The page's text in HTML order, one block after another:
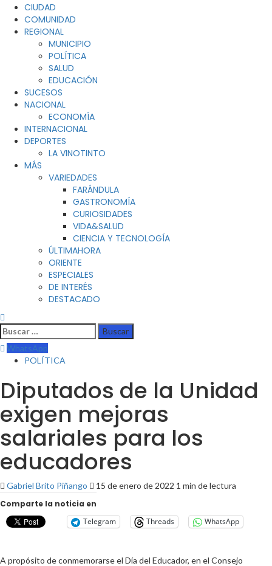
CIUDAD
COMUNIDAD
REGIONAL
MUNICIPIO
POLÍTICA
SALUD
EDUCACIÓN
SUCESOS
NACIONAL
ECONOMÍA
INTERNACIONAL
DEPORTES
LA VINOTINTO
MÁS
VARIEDADES
FARÁNDULA
GASTRONOMÍA
CURIOSIDADES
VIDA&SALUD
CIENCIA Y TECNOLOGÍA
ÚLTIMAHORA
ORIENTE
ESPECIALES
DE INTERÉS
DESTACADO
WhatsApp
POLÍTICA
Diputados de la Unidad
exigen mejoras
salariales para los
educadores
Gabriel Brito Piñango 15 de enero de 2022 1 min de lectura
Comparte la noticia en
Telegram
Threads WhatsApp
A propósito de conmemorarse el Día del Educador, en el Consejo